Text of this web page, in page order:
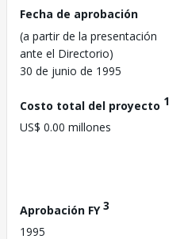
Fecha de aprobación
(a partir de la presentación
ante el Directorio)
30 de junio de 1995
Costo total del proyecto 1
US$ 0.00 millones
Aprobación FY3
1995